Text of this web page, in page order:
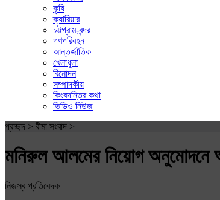
কৃষি
ক্যারিয়ার
চট্টগ্রাম-বন্দর
গণপরিবহন
আন্তর্জাতিক
খেলাধুলা
বিনোদন
সম্পাদকীয়
কিংবদন্তির কথা
ভিডিও নিউজ
প্রচ্ছদ > বীমা সংবাদ >
মনিরুল আলমের নিয়োগ অনুমোদনে
নিজস্ব প্রতিবেদক